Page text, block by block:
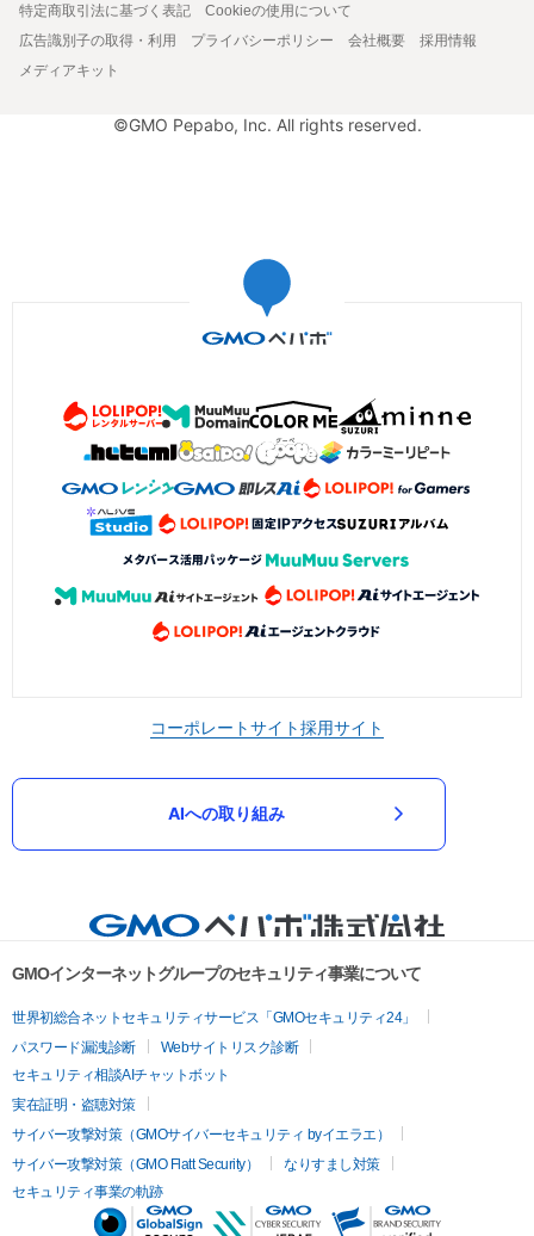
特定商取引法に基づく表記
Cookieの使用について
広告識別子の取得・利用
プライバシーポリシー 会社概要
採用情報
メディアキット
©GMO Pepabo, Inc. All rights reserved.
コーポレートサイト採用サイト
AIへの取り組み
GMOインターネットグループのセキュリティ事業について
世界初総合ネットセキュリティサービス「GMOセキュリティ24」
パスワード漏洩診断
Webサイトリスク診断
セキュリティ相談AIチャットボット
実在証明・盗聴対策
サイバー攻撃対策（GMOサイバーセキュリティ byイエラエ）
サイバー攻撃対策（GMO Flatt Security）
なりすまし対策
セキュリティ事業の軌跡